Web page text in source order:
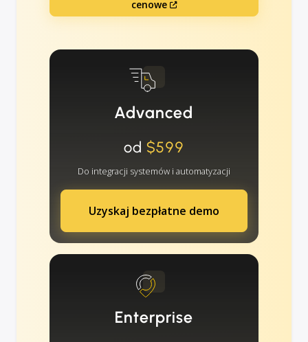
cenowe
Advanced
od $599
Do integracji systemów i automatyzacji
Uzyskaj bezpłatne demo
Enterprise